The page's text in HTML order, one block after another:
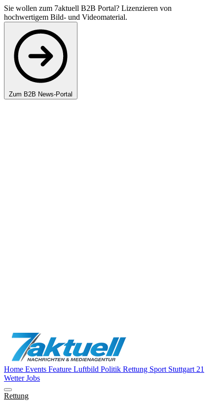
Sie wollen zum 7aktuell B2B Portal? Lizenzieren von
hochwertigem Bild- und Videomaterial.
Zum B2B News-Portal
Home Events Feature Luftbild Politik Rettung Sport Stuttgart 21
WetterJobs
Rettung